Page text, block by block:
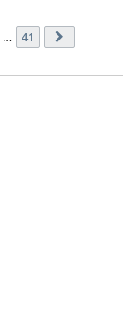
… 41